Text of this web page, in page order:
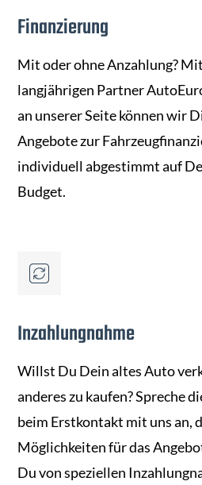
Finanzierung
Mit oder ohne Anzahlung?
langjährigen Partner
an unserer Seite können wir
Angebote zur
individuell abgestimmt auf
Budget.
Inzahlungnahme
Willst Du Dein altes Auto
anderes zu kaufen? Spreche
beim Erstkontakt mit uns an,
Möglichkeiten für das
Du von speziellen